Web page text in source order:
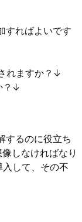
すればよいです
れますか？ ↓
↓
するのに役立ち
しなければなり
して、その不